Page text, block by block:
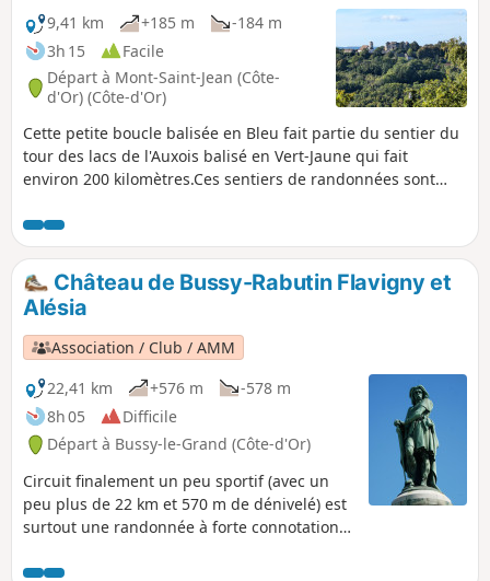
9,41 km
+185 m
-184 m
3h 15
Facile
Départ à Mont-Saint-Jean (Côte-
d'Or) (Côte-d'Or)
Cette petite boucle balisée en Bleu fait partie du sentier du
tour des lacs de l'Auxois balisé en Vert-Jaune qui fait
environ 200 kilomètres.Ces sentiers de randonnées sont
Rando-Gym-Civry affiliée au CDRP21.Cette randonnée d'une
durée d'une demi-journée vous permettra de découvrir le
joli village médiéval de Mont-Saint-Jean et, depuis les
hauteurs, les beaux points de vue sur l'Auxois à l'Est, sur le
Morvan au Sud et à l'Ouest.
Château de Bussy-Rabutin Flavigny et
Alésia
Association / Club / AMM
22,41 km
+576 m
-578 m
8h 05
Difficile
Départ à Bussy-le-Grand (Côte-d'Or)
Circuit finalement un peu sportif (avec un
peu plus de 22 km et 570 m de dénivelé) est
surtout une randonnée à forte connotation
des espaces assez ouverts et en même